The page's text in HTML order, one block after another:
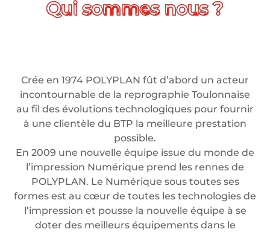
Crée en 1974 POLYPLAN fût d’abord un acteur
incontournable de la reprographie Toulonnaise
au fil des évolutions technologiques pour fournir
à une clientèle du BTP la meilleure prestation
possible.
En 2009 une nouvelle équipe issue du monde de
l’impression Numérique prend les rennes de
POLYPLAN. Le Numérique sous toutes ses
formes est au cœur de toutes les technologies de
l’impression et pousse la nouvelle équipe à se
doter des meilleurs équipements dans le